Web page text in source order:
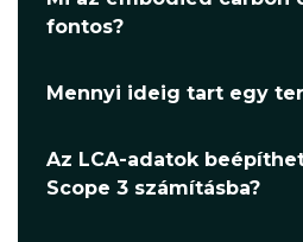
fontos?
Mennyi ideig tart egy
Az LCA-adatok
Scope 3 számításba?